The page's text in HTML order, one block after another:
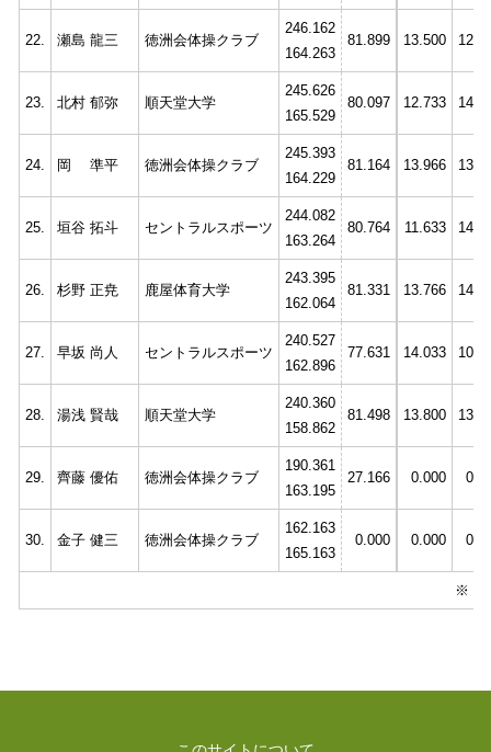
22. 瀬島 龍三 徳洲会体操クラブ
246.162
164.263
81.899 13.500
23. 北村 郁弥 順天堂大学
245.626
165.529
80.097 12.733
24. 岡 準平 徳洲会体操クラブ
245.393
164.229
81.164 13.966
25. 垣谷 拓斗 セントラルスポーツ
244.082
163.264
80.764 11.633
26. 杉野 正尭 鹿屋体育大学
243.395
162.064
81.331 13.766
27. 早坂 尚人 セントラルスポーツ
240.527
162.896
77.631 14.033
28. 湯浅 賢哉 順天堂大学
240.360
158.862
81.498 13.800
29. 齊藤 優佑 徳洲会体操クラブ
190.361
163.195
27.166 0.000
30. 金子 健三 徳洲会体操クラブ
162.163
165.163
0.000 0.000
※